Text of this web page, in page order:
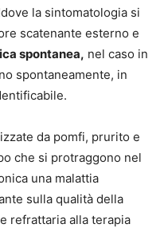
la sintomatologia si
scatenante esterno e
spontanea, nel caso in
spontaneamente, in
da pomfi, prurito e
che si protraggono nel
una malattia
sulla qualità della
refrattaria alla terapia